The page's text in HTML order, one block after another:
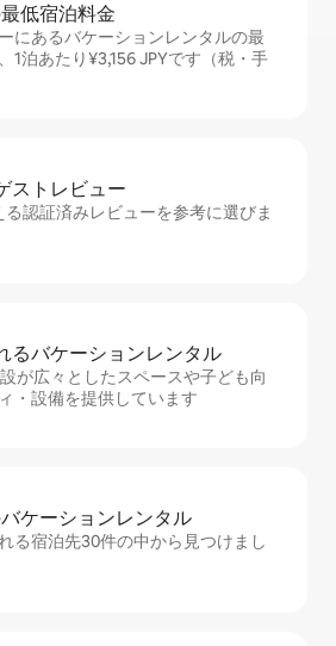
低⁠宿⁠泊⁠料⁠金
にあるバケーションレンタルの最
1泊あたり¥3,156 JPYです（税・手
ス⁠ト⁠レ⁠ビ⁠ュ⁠ー
認証済みレビューを参考に選びま
るバ⁠ケ⁠ー⁠シ⁠ョ⁠ンレ⁠ン⁠タ⁠ル
が広々としたスペースや子ども向
・設備を提供しています
ケ⁠ー⁠シ⁠ョ⁠ンレ⁠ン⁠タ⁠ル
る宿泊先30件の中から見つけまし